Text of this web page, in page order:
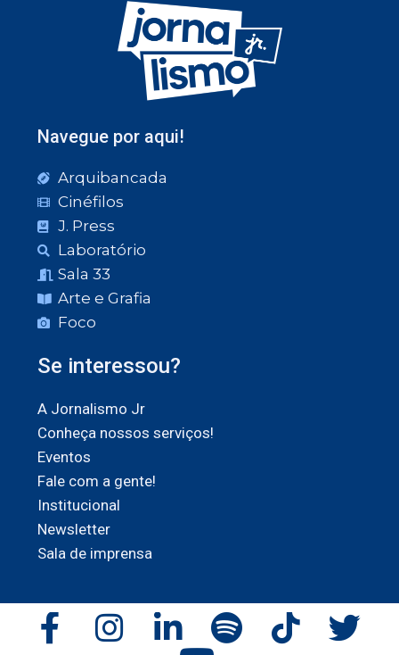
Navegue por aqui!
Arquibancada
Cinéfilos
J. Press
Laboratório
Sala 33
Arte e Grafia
Foco
Se interessou?
A Jornalismo Jr
Conheça nossos serviços!
Eventos
Fale com a gente!
Institucional
Newsletter
Sala de imprensa